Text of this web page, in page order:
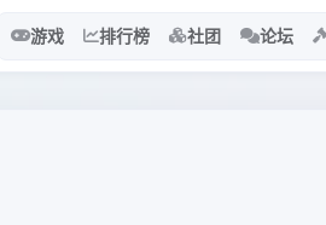
游戏 排行榜 社团 论坛